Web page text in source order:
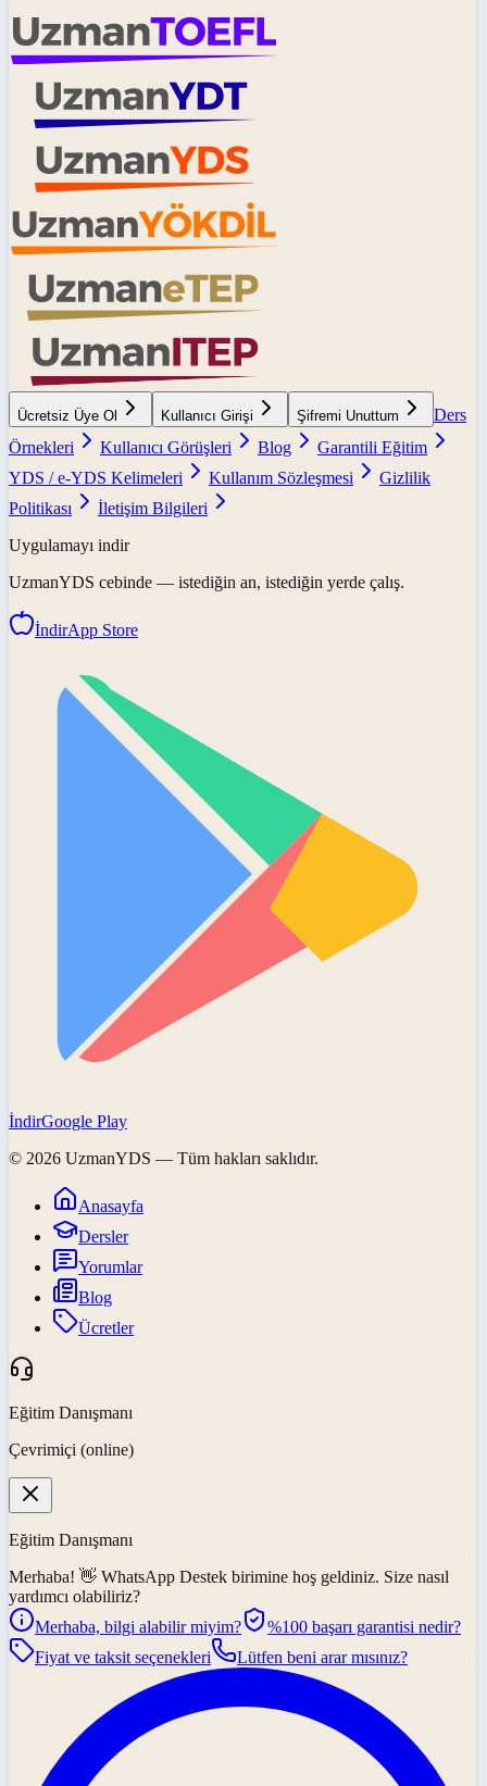
Ücretsiz Üye Ol Kullanıcı Girişi Şifremi Unuttum
Ders
Örnekleri
Kullanıcı Görüşleri Blog
Garantili Eğitim
YDS / e-YDS Kelimeleri
Kullanım Sözleşmesi
Gizlilik
Politikası
İletişim Bilgileri
Uygulamayı indir
UzmanYDS cebinde — istediğin an, istediğin yerde çalış.
İndirApp Store
İndirGoogle Play
© 2026 UzmanYDS — Tüm hakları saklıdır.
Anasayfa
Dersler
Yorumlar
Blog
Ücretler
Eğitim Danışmanı
Çevrimiçi (online)
Eğitim Danışmanı
Merhaba! 👋 WhatsApp Destek birimine hoş geldiniz. Size nasıl
yardımcı olabiliriz?
Merhaba, bilgi alabilir miyim?
%100 başarı garantisi nedir?
Fiyat ve taksit seçenekleri
Lütfen beni arar mısınız?